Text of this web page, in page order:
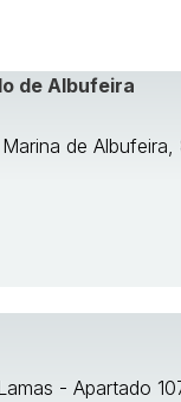
de Albufeira
de
- Apartado